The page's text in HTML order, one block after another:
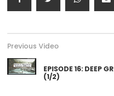
Previous Video
EPISODE 16: DEEP
(1/2)